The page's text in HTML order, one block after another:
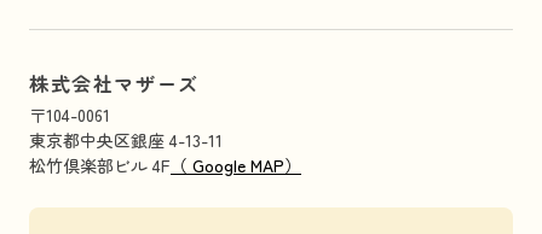
株式会社マザーズ
〒104-0061
東京都中央区銀座 4-13-11
松竹倶楽部ビル 4F （ Google MAP）